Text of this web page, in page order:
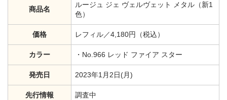
商品名
ルージュ ジェ ヴェルヴェット メタル（新1
色）
価格 レフィル／4,180円（税込）
カラー ・No.966 レッド ファイア スター
発売日 2023年1月2日(月)
先行情報 調査中